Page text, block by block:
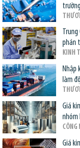
trường
phán
KINH
Nhập
làm
Giá
nhóm
CÔNG
Giá